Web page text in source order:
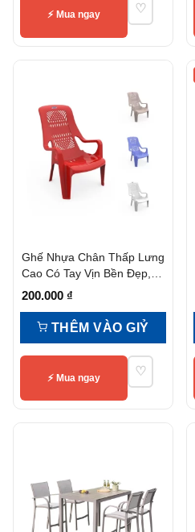
⚡ Mua ngay ♡
Ghế Nhựa Chân Thấp Lưng
Cao Có Tay Vịn Bền Đẹp,
Tiện Nghi
200.000 ₫
THÊM VÀO GIỶ
⚡ Mua ngay ♡